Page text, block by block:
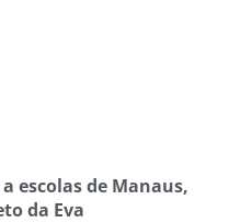
escolas de Manaus,
da Eva